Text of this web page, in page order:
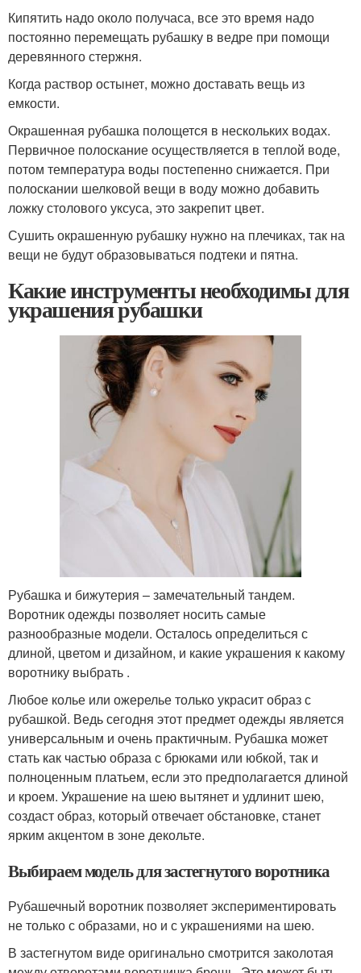
Кипятить надо около получаса, все это время надо
постоянно перемещать рубашку в ведре при помощи
деревянного стержня.
Когда раствор остынет, можно доставать вещь из
емкости.
Окрашенная рубашка полощется в нескольких водах.
Первичное полоскание осуществляется в теплой воде,
потом температура воды постепенно снижается. При
полоскании шелковой вещи в воду можно добавить
ложку столового уксуса, это закрепит цвет.
Сушить окрашенную рубашку нужно на плечиках, так на
вещи не будут образовываться подтеки и пятна.
Какие инструменты необходимы для
украшения рубашки
Рубашка и бижутерия – замечательный тандем.
Воротник одежды позволяет носить самые
разнообразные модели. Осталось определиться с
длиной, цветом и дизайном, и какие украшения к какому
воротнику выбрать .
Любое колье или ожерелье только украсит образ с
рубашкой. Ведь сегодня этот предмет одежды является
универсальным и очень практичным. Рубашка может
стать как частью образа с брюками или юбкой, так и
полноценным платьем, если это предполагается длиной
и кроем. Украшение на шею вытянет и удлинит шею,
создаст образ, который отвечает обстановке, станет
ярким акцентом в зоне декольте.
Выбираем модель для застегнутого воротника
Рубашечный воротник позволяет экспериментировать
не только с образами, но и с украшениями на шею.
В застегнутом виде оригинально смотрится заколотая